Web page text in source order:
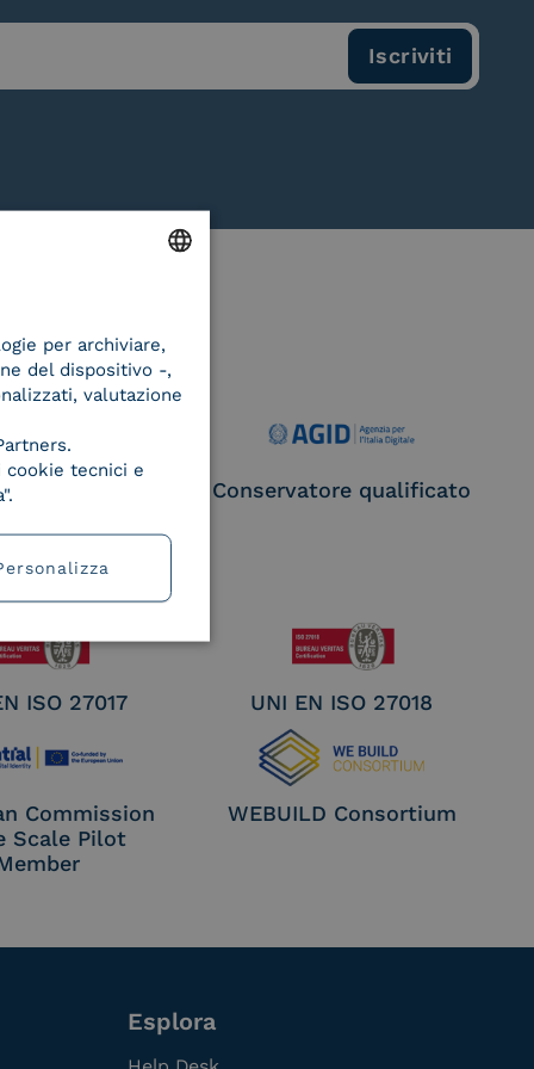
Provider e
Conservatore qualificato
ISO 27017 UNI EN ISO 27018
Commission
Scale Pilot
WEBUILD Consortium
Esplora
ITALIAN
per archiviare,
del dispositivo -,
valutazione
cookie tecnici e